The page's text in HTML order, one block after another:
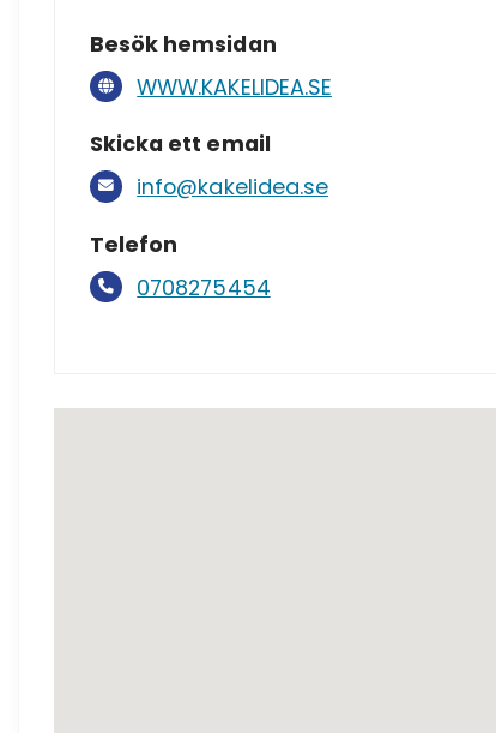
Besök hemsidan
WWW.KAKELIDEA.SE
Skicka ett email
info@kakelidea.se
Telefon
0708275454